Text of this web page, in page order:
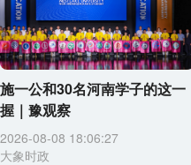
施一公和30名河南学子的这一
握｜豫观察
2026-08-08 18:06:27
大象时政